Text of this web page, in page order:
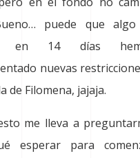
puede que
en 14 días
nuevas
de Filomena, jajaja.
me lleva a
esperar para